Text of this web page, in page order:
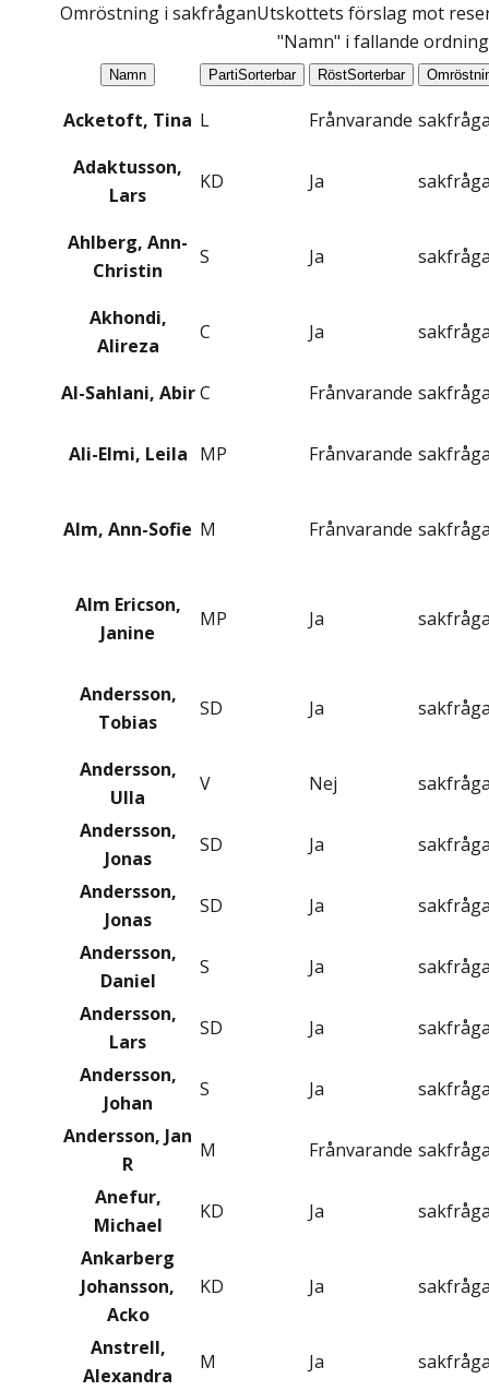
Omröstning i sakfråganUtskottets förslag mot
"Namn" i fallande ordning
Namn PartiSorterbar RöstSorterbar
Acketoft, Tina L Frånvarande
Adaktusson,
Lars
KD Ja
Ahlberg, Ann-
Christin
S Ja
Akhondi,
Alireza
C Ja
Al-Sahlani, Abir C Frånvarande
Ali-Elmi, Leila MP Frånvarande
Alm, Ann-Sofie M Frånvarande
Alm Ericson,
Janine
MP Ja
Andersson,
Tobias
SD Ja
Andersson,
Ulla
V Nej
Andersson,
Jonas
SD Ja
Andersson,
Jonas
SD Ja
Andersson,
Daniel
S Ja
Andersson,
Lars
SD Ja
Andersson,
Johan
S Ja
Andersson, Jan
R
M Frånvarande
Anefur,
Michael
KD Ja
Ankarberg
Johansson,
Acko
KD Ja
Anstrell,
Alexandra
M Ja